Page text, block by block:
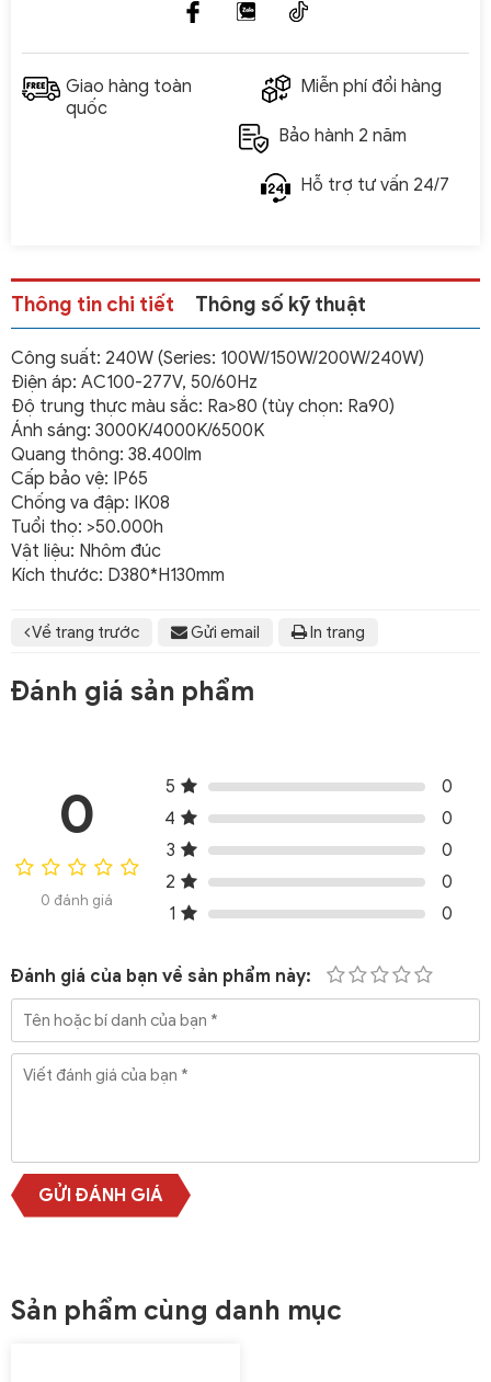
Giao hàng toàn
quốc
Miễn phí đổi hàng
Bảo hành 2 năm
Hỗ trợ tư vấn 24/7
Thông tin chi tiết Thông số kỹ thuật
Công suất: 240W (Series: 100W/150W/200W/240W)
Điện áp: AC100-277V, 50/60Hz
Độ trung thực màu sắc: Ra>80 (tùy chọn: Ra90)
Ánh sáng: 3000K/4000K/6500K
Quang thông: 38.400lm
Cấp bảo vệ: IP65
Chống va đập: IK08
Tuổi thọ: >50.000h
Vật liệu: Nhôm đúc
Kích thước: D380*H130mm
Về trang trước Gửi email In trang
Đánh giá sản phẩm
0
0 đánh giá
5
0
4
0
3
0
2
0
1
0
Đánh giá của bạn về sản phẩm này:
GỬI ĐÁNH GIÁ
Sản phẩm cùng danh mục